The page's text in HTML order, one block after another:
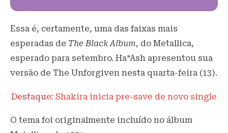
Essa é, certamente, uma das faixas mais
esperadas de The Black Album, do Metallica,
esperado para setembro. Ha*Ash apresentou sua
versão de The Unforgiven nesta quarta-feira (13).
Destaque: Shakira inicia pre-save de novo single
O tema foi originalmente incluído no álbum